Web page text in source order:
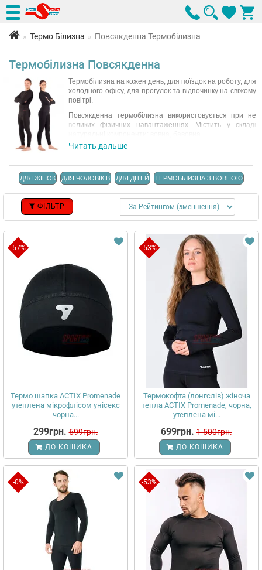
Термо Білизна Повсякденна Термобілизна
Термобілизна Повсякденна
Термобілизна на кожен день, для поїздок на роботу, для
холодного офісу, для прогулок та відпочинку на свіжому
повітрі.
Повсякденна термобілизна використовується при не
великих фізичних навантаженнях. Містить у складі
Для вибору термобілизни за Вашими потребами,
Читать дальше
ДЛЯ ЖІНОК ДЛЯ ЧОЛОВІКІВ ДЛЯ ДІТЕЙ ТЕРМОБІЛИЗНА З ВОВНОЮ
ФІЛЬТР
-57%
Термо шапка ACTIX Promenade
утеплена мікрофлісом унісекс
чорна...
299грн. 699грн.
ДО КОШИКА
-53%
Термокофта (лонгслів) жіноча
тепла ACTIX Promenade, чорна,
утеплена мі...
699грн. 1 500грн.
ДО КОШИКА
-0% -53%